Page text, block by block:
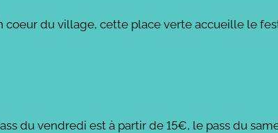
du village, cette place verte accueille le
du vendredi est à partir de 15€, le pass du